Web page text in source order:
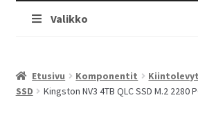
Valikko
Etusivu Komponentit Kiintolevyt
SSD
Kingston NV3 4TB QLC SSD M.2 2280